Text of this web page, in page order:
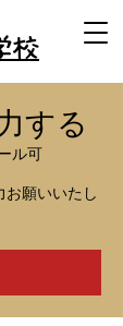
校
する
ル可
お願いいたし